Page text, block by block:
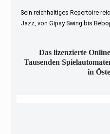
Sein reichhaltiges Repertoire
Jazz, von Gipsy Swing bis
Das lizenzierte
Tausenden
in